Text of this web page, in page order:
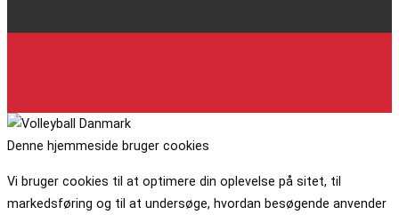
Denne hjemmeside bruger cookies
Vi bruger cookies til at optimere din oplevelse på sitet, til
markedsføring og til at undersøge, hvordan besøgende anvender